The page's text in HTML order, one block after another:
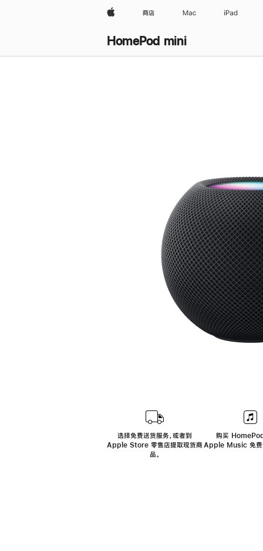
Apple 商店 Mac iPad
HomePod mini
选择免费送货服务，或者到
Apple Store 零售店提取现货商
品。
购买
Apple Music 免费